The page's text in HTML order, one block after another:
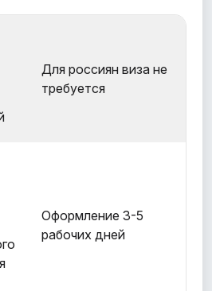
Для россиян виза не
требуется
Оформление 3-5
рабочих дней